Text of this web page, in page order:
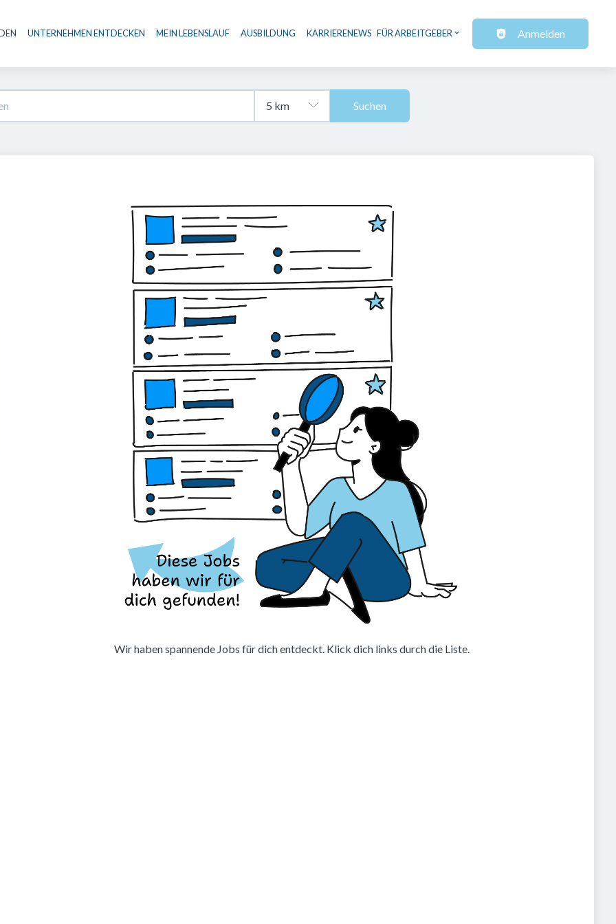
Haupt-Navigation
UNTERNEHMEN ENTDECKEN MEIN LEBENSLAUF AUSBILDUNG KARRIERENEWS FÜR ARBEITGEBER Anmelden
Suchen
Wir haben spannende Jobs für dich entdeckt. Klick dich links durch die Liste.